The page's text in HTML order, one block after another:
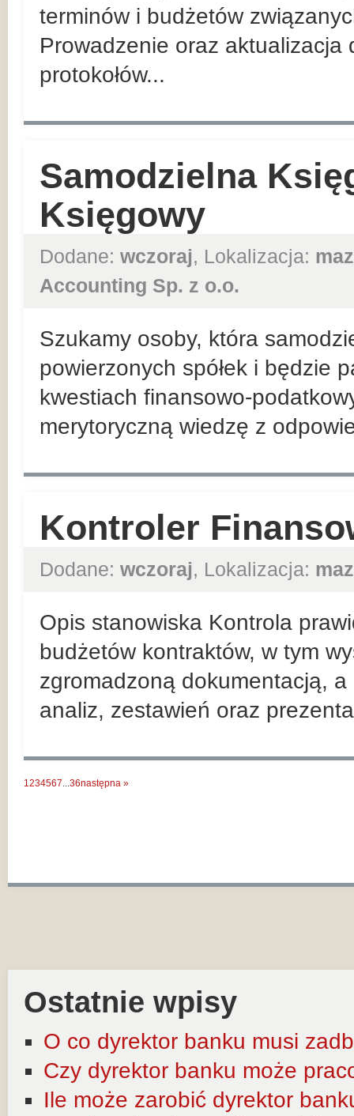
terminów i budżetów
Prowadzenie oraz
protokołów...
Samodzielna
Księgowy
Dodane: wczoraj, Lokalizacja:
Accounting Sp. z o.o.
Szukamy osoby, która
powierzonych spółek i będzie
kwestiach finansowo-
merytoryczną wiedzę z
Kontroler
Dodane: wczoraj, Lokalizacja:
Opis stanowiska Kontrola
budżetów kontraktów, w tym
zgromadzoną dokumentacją,
analiz, zestawień oraz
1234567...36następna »
Ostatnie wpisy
O co dyrektor banku musi
Czy dyrektor banku może
Ile może zarobić dyrektor